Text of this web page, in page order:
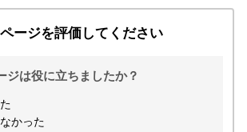
ージを評価してください
ジは役に立ちましたか？
かった